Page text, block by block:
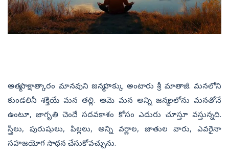
ఆత్మసాక్షాత్కారం మానవుని జన్మహక్కు అంటారు శ్రీ మాతాజీ. మనలోని
కుండలినీ శక్తియే మన తల్లి. ఆమె మన అన్ని జన్మలలోను మనతోనే
ఉంటూ, జాగృతి చెందే సదవకాశం కోసం ఎదురు చూస్తూ వస్తున్నది.
స్త్రీలు, పురుషులు, పిల్లలు, అన్ని వర్ణాల, జాతుల వారు, ఎవరైనా
సహజయోగ సాధన చేసుకోవచ్చును.